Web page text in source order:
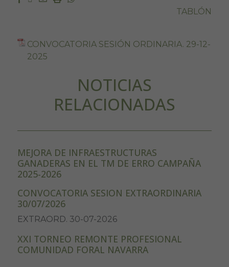
TABLÓN
CONVOCATORIA SESIÓN ORDINARIA. 29-12-
2025
NOTICIAS
RELACIONADAS
MEJORA DE INFRAESTRUCTURAS
GANADERAS EN EL TM DE ERRO CAMPAÑA
2025-2026
CONVOCATORIA SESION EXTRAORDINARIA
30/07/2026
EXTRAORD. 30-07-2026
XXI TORNEO REMONTE PROFESIONAL
COMUNIDAD FORAL NAVARRA